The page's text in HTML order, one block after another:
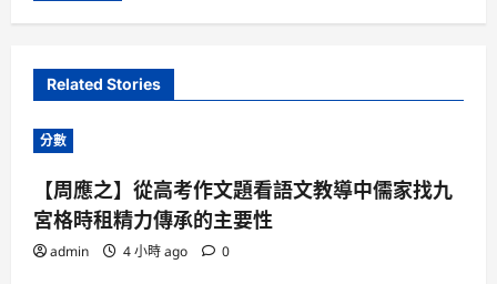
Related Stories
分數
【周應之】從高考作文題看語文教導中儒家找九
宮格時租精力傳承的主要性
admin 4 小時 ago 0